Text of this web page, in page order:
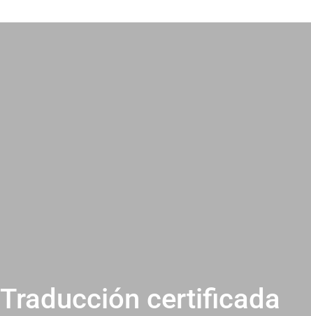
Traducción certificada